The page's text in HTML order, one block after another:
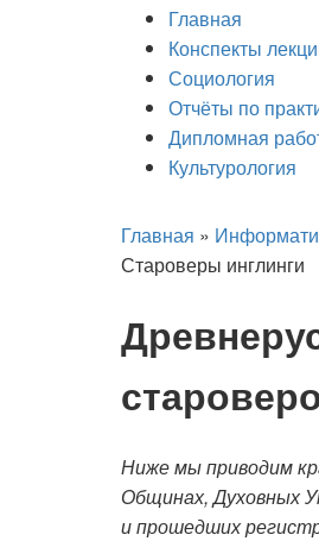
Главная
Конспекты
Социология
Отчёты по
Дипломная
Культурология
Главная »
Староверы инглинги
Ниже мы приводим
Общинах, Духовных
и прошедших